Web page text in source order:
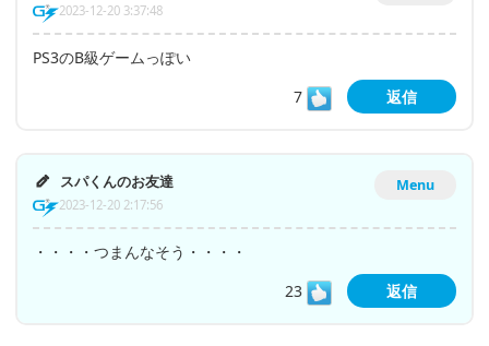
2023-12-20 3:37:48
PS3のB級ゲームっぽい
7
返信
Menu
スパくんのお友達
2023-12-20 2:17:56
・・・・つまんなそう・・・・
23
返信